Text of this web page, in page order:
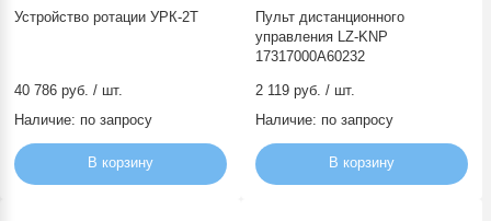
Устройство ротации УРК-2Т
40 786 руб. / шт.
Наличие: по запросу
В корзину
Пульт дистанционного
управления LZ-KNP
17317000A60232
2 119 руб. / шт.
Наличие: по запросу
В корзину